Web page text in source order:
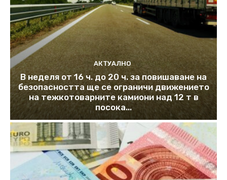
АКТУАЛНО
В неделя от 16 ч. до 20 ч. за повишаване на
безопасността ще се ограничи движението
на тежкотоварните камиони над 12 т в
посока...